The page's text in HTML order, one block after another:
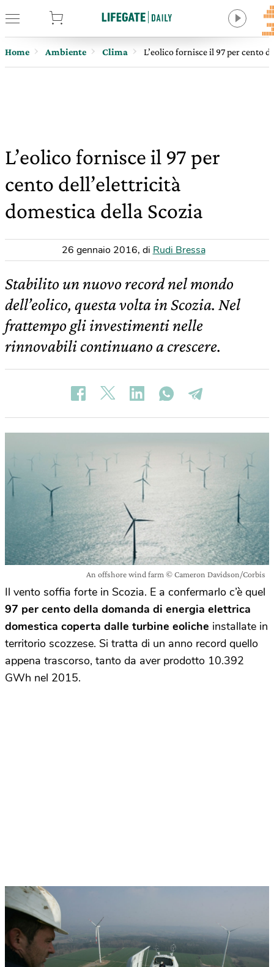
Home Ambiente Clima L’eolico fornisce il 97 per cento
L’eolico fornisce il 97 per
cento dell’elettricità
domestica della Scozia
26 gennaio 2016, di Rudi Bressa
Stabilito un nuovo record nel mondo
dell’eolico, questa volta in Scozia. Nel
frattempo gli investimenti nelle
rinnovabili continuano a crescere.
An offshore wind farm © Cameron Davidson/Corbis
Il vento soffia forte in Scozia. E a confermarlo c’è quel
97 per cento della domanda di energia elettrica
domestica coperta dalle turbine eoliche installate in
territorio scozzese. Si tratta di un anno record quello
appena trascorso, tanto da aver prodotto 10.392
GWh nel 2015.